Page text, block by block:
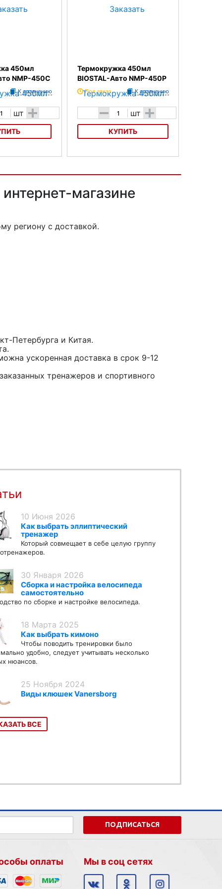
450мл
NMP-450C
К сравнению
шт +
Термокружка 450мл
BIOSTAL-Авто NMP-450P
Под заказ К сравнению
- шт +
КУПИТЬ
магазине
региону с доставкой.
Петербурга и Китая.
ускоренная доставка в срок 9-12
тренажеров и спортивного
10 Июня 2026
Как выбрать эллиптический
тренажер
Который совмещает в себе целую группу
30 Января 2026
Сборка и настройка велосипеда
самостоятельно
по сборке и настройке велосипеда.
18 Марта 2025
Как выбрать кимоно
Чтобы поводить тренировки было
удобно, следует учитывать несколько
нюансов.
25 Ноября 2024
Виды клюшек Vanersborg
ВСЕ
ПОДПИСАТЬСЯ
оплаты Мы в соц сетях